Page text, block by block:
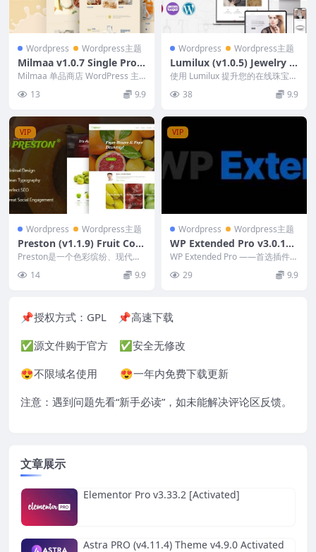
Wordpress Wordpress主题
Milmaa v1.0.7 Single Prod
uct Shop WordPress The
me
Milmaa 单品商店 WordPress 主
题 Nulled适合任何企业的最佳...
13 9.9
Wordpress Wordpress主题
Lumilux (v1.0.5) Jewelry a
nd Accessories WooCom
merce Theme
使用 Lumilux 提升您的在线珠宝店
- 专为珠宝和配饰设计的时尚现代
的 W...
38 9.9
VIP
Wordpress Wordpress主题
Preston (v1.1.9) Fruit Com
pany & Organic Farming
Preston是一个色彩缤纷、现代、
新鲜且充满活力的水果公司和有机
农业 Word...
14 9.9
VIP
Wordpress Wordpress主题
WP Extended Pro v3.0.14
(Activated)
WP Extended Pro ——首选插件，
29 9.9
📌授权方式： GPL 📌高速下载
✅源文件购于官方 ✅安全无修改
😍不限域名使用 😍一年内免费下载更新
注意：遇到问题先看“新手必读”，如未能解决评论区反馈。
文章展示
Elementor Pro v3.33.2 [Activated]
Astra PRO (v4.11.4) Theme v4.9.0 Activated